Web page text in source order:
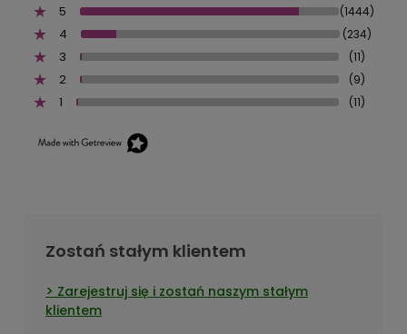
5
(1444)
4 (234)
3 (11)
2 (9)
1 (11)
Zostań stałym klientem
Zarejestruj się i zostań naszym stałym
klientem